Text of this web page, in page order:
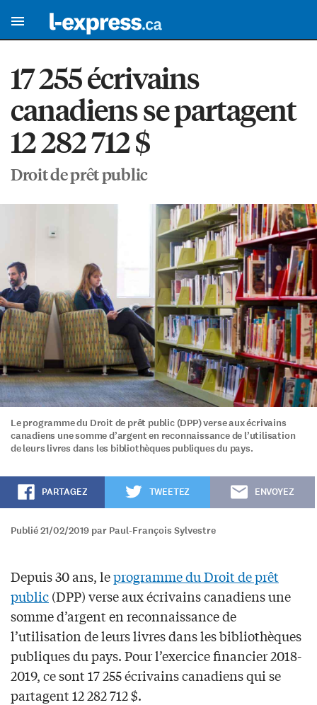
17 255 écrivains
canadiens se partagent
12 282 712 $
Droit de prêt public
Le programme du Droit de prêt public (DPP) verse aux écrivains
canadiens une somme d’argent en reconnaissance de l’utilisation
de leurs livres dans les bibliothèques publiques du pays.
PARTAGEZ TWEETEZ ENVOYEZ
Publié 21/02/2019 par Paul-François Sylvestre
Depuis 30 ans, leprogramme du Droit de prêt
public(DPP) verse aux écrivains canadiens une
somme d’argent en reconnaissance de
l’utilisation de leurs livres dans les bibliothèques
publiques du pays. Pour l’exercice financier 2018-
2019, ce sont 17 255 écrivains canadiens qui se
partagent 12 282 712 $.